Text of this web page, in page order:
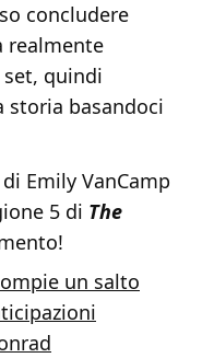
concludere
realmente
quindi
storia basandoci
Emily VanCamp
5 di The
un salto